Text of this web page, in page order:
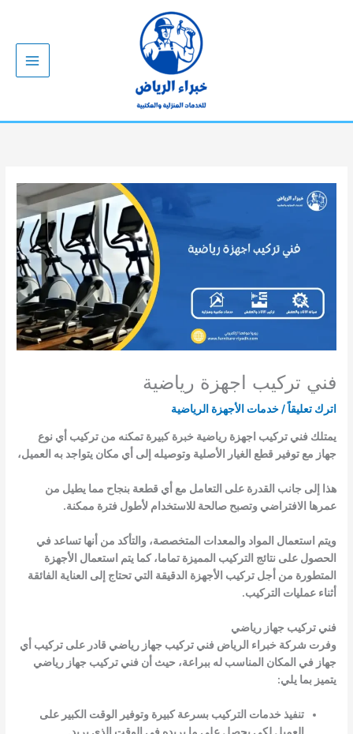
فني تركيب اجهزة رياضية
اترك تعليقاً /خدمات الأجهزة الرياضية
يمتلك فني تركيب اجهزة رياضية خبرة كبيرة تمكنه من تركيب أي نوع
جهاز مع توفير قطع الغيار الأصلية وتوصيله إلى أي مكان يتواجد به العميل،
هذا إلى جانب القدرة على التعامل مع أي قطعة بنجاح مما يطيل من
عمرها الافتراضي وتصبح صالحة للاستخدام لأطول فترة ممكنة.
ويتم استعمال المواد والمعدات المتخصصة، والتأكد من أنها تساعد في
الحصول على نتائج التركيب المميزة تماما، كما يتم استعمال الأجهزة
المتطورة من أجل تركيب الأجهزة الدقيقة التي تحتاج إلى العناية الفائقة
أثناء عمليات التركيب.
فني تركيب جهاز رياضي
وفرت شركة خبراء الرياض فني تركيب جهاز رياضي قادر على تركيب أي
جهاز في المكان المناسب له ببراعة، حيث أن فني تركيب جهاز رياضي
يتميز بما يلي:
تنفيذ خدمات التركيب بسرعة كبيرة وتوفير الوقت الكبير على
العميل لكي يحصل على ما يريده في الوقت الذي يريد.